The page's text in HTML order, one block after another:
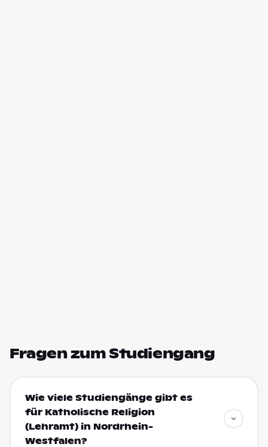
Fragen zum Studiengang
Wie viele Studiengänge gibt es
für Katholische Religion
(Lehramt) in Nordrhein-
Westfalen?